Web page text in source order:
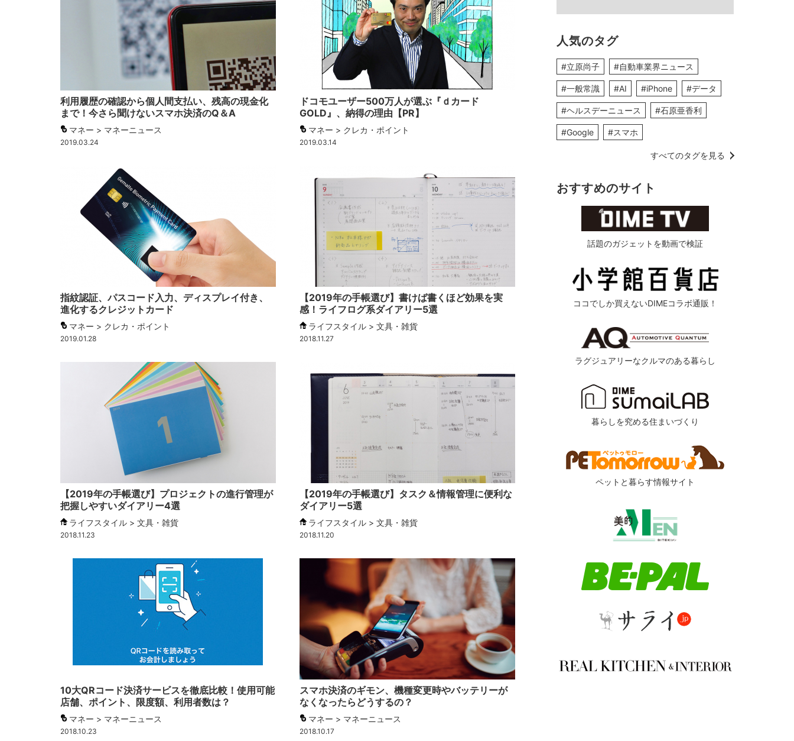
利用履歴の確認から個人間支払い、残高の現金化
まで！今さら聞けないスマホ決済のQ＆A
マネー > マネーニュース
2019.03.24
ドコモユーザー500万人が選ぶ『ｄカード
GOLD』、納得の理由【PR】
マネー > クレカ・ポイント
2019.03.14
指紋認証、パスコード入力、ディスプレイ付き、
進化するクレジットカード
マネー > クレカ・ポイント
2019.01.28
【2019年の手帳選び】書けば書くほど効果を実
感！ライフログ系ダイアリー5選
ライフスタイル > 文具・雑貨
2018.11.27
【2019年の手帳選び】プロジェクトの進行管理が
把握しやすいダイアリー4選
ライフスタイル > 文具・雑貨
2018.11.23
【2019年の手帳選び】タスク＆情報管理に便利な
ダイアリー5選
ライフスタイル > 文具・雑貨
2018.11.20
10大QRコード決済サービスを徹底比較！使用可能
店舗、ポイント、限度額、利用者数は？
マネー > マネーニュース
2018.10.23
スマホ決済のギモン、機種変更時やバッテリーが
なくなったらどうするの？
マネー > マネーニュース
2018.10.17
人気のタグ
#立原尚子 #自動車業界ニュース
#一般常識 #AI #iPhone #データ
#ヘルスデーニュース #石原亜香利
#Google #スマホ
すべてのタグを見る
おすすめのサイト
話題のガジェットを動画で検証
ココでしか買えないDIMEコラボ通販！
ラグジュアリーなクルマのある暮らし
暮らしを究める住まいづくり
ペットと暮らす情報サイト